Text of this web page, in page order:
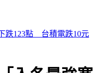
翻」 踩場開砲嗆爆盧秀